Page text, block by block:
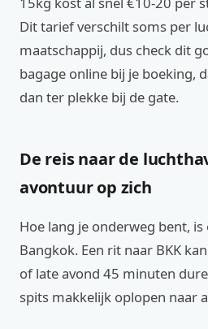
Dit tarief verschilt soms per
maatschappij, dus check dit
bagage online bij je boeking,
dan ter plekke bij de gate.
De reis naar de
avontuur op zich
Hoe lang je onderweg bent,
Bangkok. Een rit naar BKK
of late avond 45 minuten
spits makkelijk oplopen naar